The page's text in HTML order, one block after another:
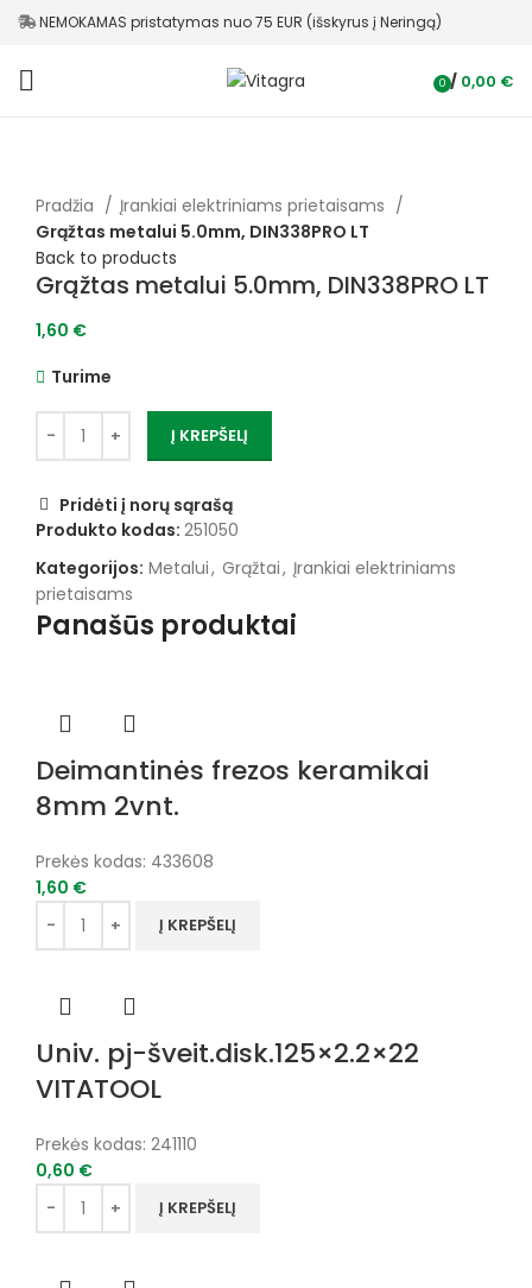
NEMOKAMAS pristatymas nuo 75 EUR (išskyrus į Neringą)
0 / 0,00 €
Pradžia
Įrankiai elektriniams prietaisams
Grąžtas metalui 5.0mm, DIN338PRO LT
Back to products
Grąžtas metalui 5.0mm, DIN338PRO LT
1,60 €
Turime
Į KREPŠELĮ
Pridėti į norų sąrašą
Produkto kodas: 251050
Kategorijos: Metalui, Grąžtai, Įrankiai elektriniams
prietaisams
Panašūs produktai
Deimantinės frezos keramikai
8mm 2vnt.
Prekės kodas: 433608
1,60 €
Į KREPŠELĮ
Univ. pj-šveit.disk.125×2.2×22
VITATOOL
Prekės kodas: 241110
0,60 €
Į KREPŠELĮ